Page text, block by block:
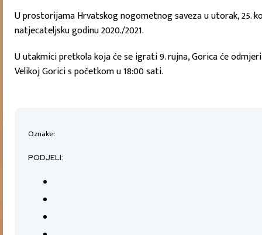
U prostorijama Hrvatskog nogometnog saveza u utorak, 25.
natjecateljsku godinu 2020./2021.
U utakmici pretkola koja će se igrati 9. rujna, Gorica će
Velikoj Gorici s početkom u 18:00 sati.
Oznake:
PODJELI: